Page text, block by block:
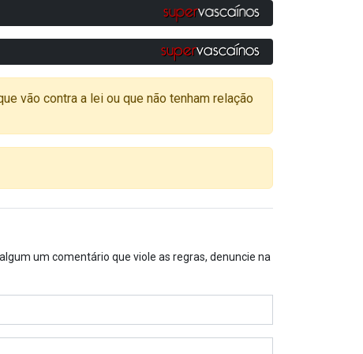
vão contra a lei ou que não tenham relação
um comentário que viole as regras, denuncie na